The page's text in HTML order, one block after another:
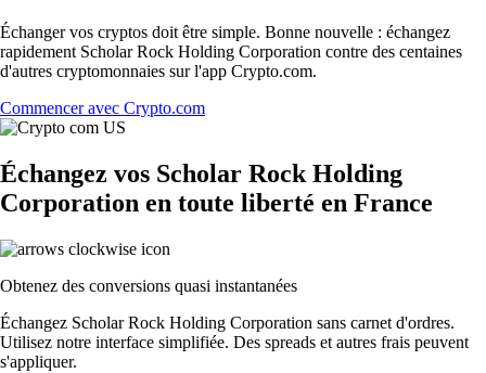
Échanger vos cryptos doit être simple. Bonne nouvelle : échangez
rapidement Scholar Rock Holding Corporation contre des centaines
d'autres cryptomonnaies sur l'app Crypto.com.
Commencer avec Crypto.com
Échangez vos Scholar Rock Holding
Corporation en toute liberté en France
Obtenez des conversions quasi instantanées
Échangez Scholar Rock Holding Corporation sans carnet d'ordres.
Utilisez notre interface simplifiée. Des spreads et autres frais peuvent
s'appliquer.